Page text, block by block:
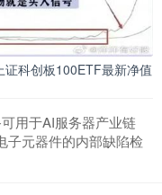
科创板100ETF最新净值
用于AI服务器产业链
子元器件的内部缺陷检